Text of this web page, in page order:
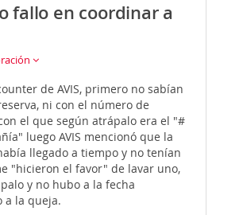
fallo en coordinar a
de AVIS, primero no sabían
ni con el número de
el que según atrápalo era el "#
luego AVIS mencionó que la
llegado a tiempo y no tenían
"hicieron el favor" de lavar uno,
y no hubo a la fecha
a la queja.